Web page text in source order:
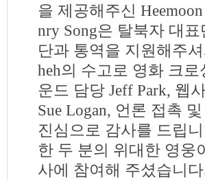
을 제공해주신
nry Song은 탈북자 대
단과 통역을 지원해주
heh의 수고로 영화 크
운드 담당 Jeff Park, 웹
Sue Logan, 언론 접촉
진심으로 감사를 드립
한 두 분의 위대한 영웅
사에 참여해 주셨습니